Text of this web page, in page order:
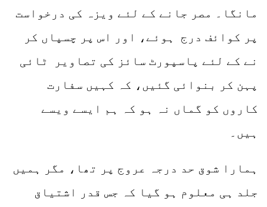
مانگا۔ مصر جانے کے لئے ویزہ کی درخواست
پر کوائف درج ہوئے، اور اس پر چسپاں کر
نے کے لئے پاسپورٹ سائز کی تصاویر ٹائی
پہن کر بنوائی گئیں، کہ کہیں سفارت
کاروں کو گماں نہ ہو کہ ہم ایسے ویسے
ہیں۔
ہمارا شوق حد درجہ عروج پر تھا، مگر ہمیں
جلد ہی معلوم ہو گیا کہ جس قدر اشتیاق